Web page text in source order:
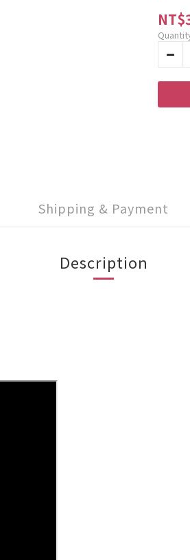
Shipping & Payment
Description